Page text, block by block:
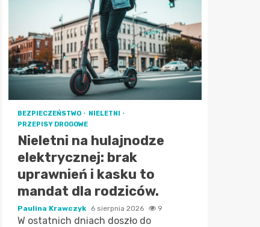
BEZPIECZEŃSTWO
NIELETNI
PRZEPISY DROGOWE
Nieletni na hulajnodze
elektrycznej: brak
uprawnień i kasku to
mandat dla rodziców.
Paulina Krawczyk 6 sierpnia 2026 9
W ostatnich dniach doszło do